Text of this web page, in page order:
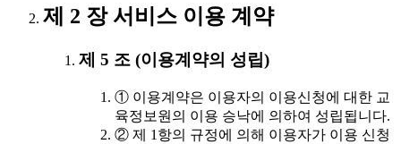
제 2 장 서비스 이용 계약
제 5 조 (이용계약의 성립)
① 이용계약은 이용자의 이용신청에 대한 교
육정보원의 이용 승낙에 의하여 성립됩니다.
② 제 1항의 규정에 의해 이용자가 이용 신청